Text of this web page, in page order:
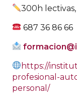
300h
687 36 86 66
https://
profesional-
personal/